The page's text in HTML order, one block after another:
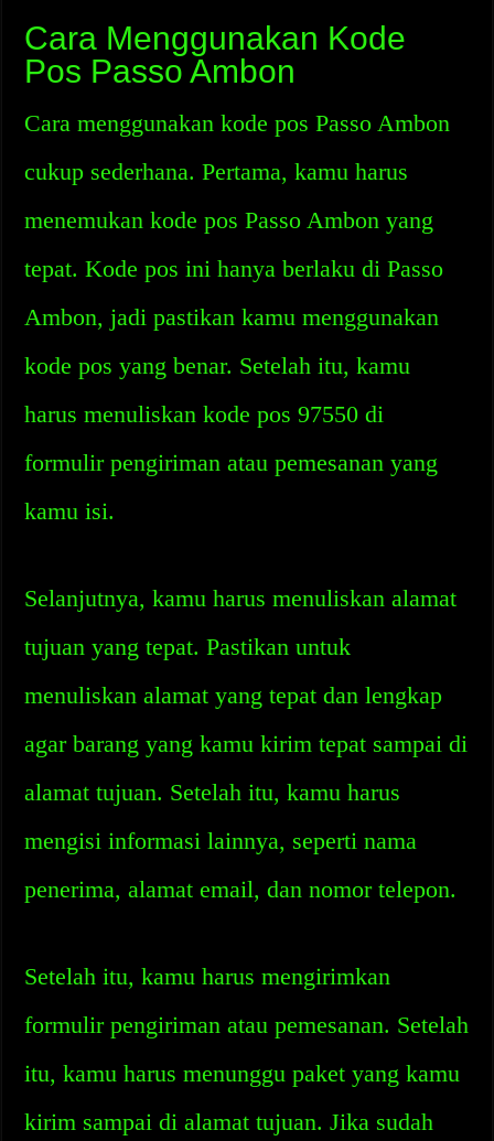
Cara Menggunakan Kode
Pos Passo Ambon
Cara menggunakan kode pos Passo Ambon
cukup sederhana. Pertama, kamu harus
menemukan kode pos Passo Ambon yang
tepat. Kode pos ini hanya berlaku di Passo
Ambon, jadi pastikan kamu menggunakan
kode pos yang benar. Setelah itu, kamu
harus menuliskan kode pos 97550 di
formulir pengiriman atau pemesanan yang
kamu isi.
Selanjutnya, kamu harus menuliskan alamat
tujuan yang tepat. Pastikan untuk
menuliskan alamat yang tepat dan lengkap
agar barang yang kamu kirim tepat sampai di
alamat tujuan. Setelah itu, kamu harus
mengisi informasi lainnya, seperti nama
penerima, alamat email, dan nomor telepon.
Setelah itu, kamu harus mengirimkan
formulir pengiriman atau pemesanan. Setelah
itu, kamu harus menunggu paket yang kamu
kirim sampai di alamat tujuan. Jika sudah